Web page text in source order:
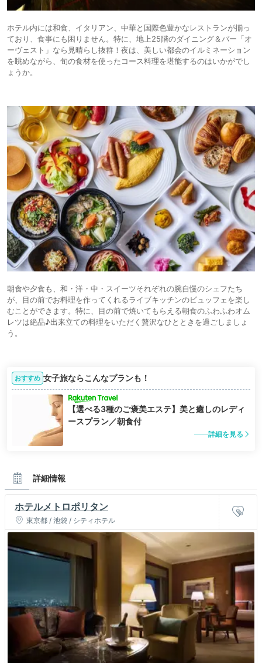
ホテル内には和食、イタリアン、中華と国際色豊かなレストランが揃っ
ており、食事にも困りません。特に、地上25階のダイニング＆バー「オ
ーヴェスト」なら見晴らし抜群！夜は、美しい都会のイルミネーション
を眺めながら、旬の食材を使ったコース料理を堪能するのはいかがでし
ょうか。
朝食や夕食も、和・洋・中・スイーツそれぞれの腕自慢のシェフたち
が、目の前でお料理を作ってくれるライブキッチンのビュッフェを楽し
むことができます。特に、目の前で焼いてもらえる朝食のふわふわオム
レツは絶品♪出来立ての料理をいただく贅沢なひとときを過ごしましょ
う。
おすすめ 女子旅ならこんなプランも！
【選べる3種のご褒美エステ】美と癒しのレディ
ースプラン／朝食付
詳細を見る
詳細情報
ホテルメトロポリタン
東京都 / 池袋 / シティホテル